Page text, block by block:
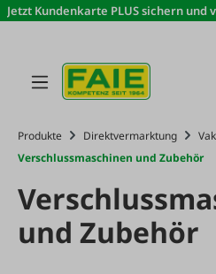
Zum Hauptinhalt springen
Jetzt Kundenkarte PLUS sichern
Produkte Direktvermarktung
Verschlussmaschinen und Zubehör
und Zubehör